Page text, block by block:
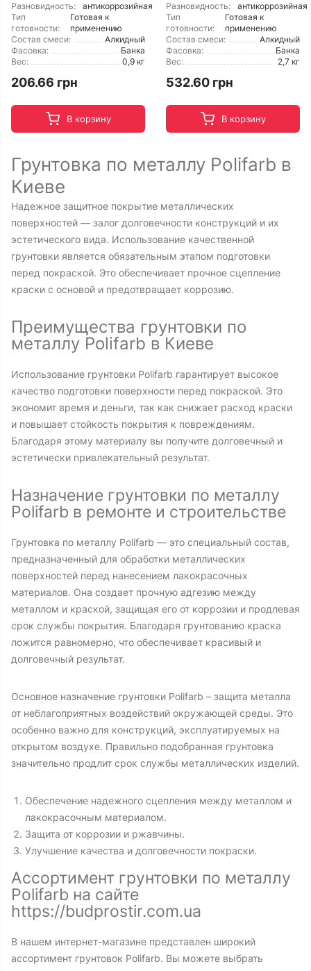
Разновидность:
антикоррозийная
Тип
готовности:
Готовая к
применению
Состав смеси:
Алкидный
Фасовка:
Банка
Вес:
0,9 кг
206.66 грн
В корзину
Разновидность:
антикоррозийная
Тип
готовности:
Готовая к
применению
Состав смеси:
Алкидный
Фасовка:
Банка
Вес:
2,7 кг
532.60 грн
В корзину
Грунтовка по металлу Polifarb в
Киеве
Надежное защитное покрытие металлических
поверхностей — залог долговечности конструкций и их
эстетического вида. Использование качественной
грунтовки является обязательным этапом подготовки
перед покраской. Это обеспечивает прочное сцепление
краски с основой и предотвращает коррозию.
Преимущества грунтовки по
металлу Polifarb в Киеве
Использование грунтовки Polifarb гарантирует высокое
качество подготовки поверхности перед покраской. Это
экономит время и деньги, так как снижает расход краски
и повышает стойкость покрытия к повреждениям.
Благодаря этому материалу вы получите долговечный и
эстетически привлекательный результат.
Назначение грунтовки по металлу
Polifarb в ремонте и строительстве
Грунтовка по металлу Polifarb — это специальный состав,
предназначенный для обработки металлических
поверхностей перед нанесением лакокрасочных
материалов. Она создает прочную адгезию между
металлом и краской, защищая его от коррозии и продлевая
срок службы покрытия. Благодаря грунтованию краска
ложится равномерно, что обеспечивает красивый и
долговечный результат.
Основное назначение грунтовки Polifarb – защита металла
от неблагоприятных воздействий окружающей среды. Это
особенно важно для конструкций, эксплуатируемых на
открытом воздухе. Правильно подобранная грунтовка
значительно продлит срок службы металлических изделий.
Обеспечение надежного сцепления между металлом и
лакокрасочным материалом.
Защита от коррозии и ржавчины.
Улучшение качества и долговечности покраски.
Ассортимент грунтовки по металлу
Polifarb на сайте
https://budprostir.com.ua
В нашем интернет-магазине представлен широкий
ассортимент грунтовок Polifarb. Вы можете выбрать